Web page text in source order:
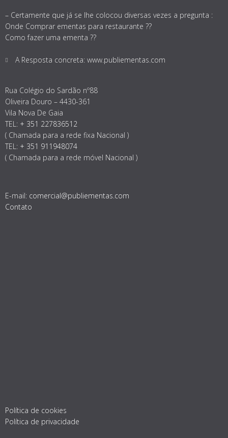
– Certamente que já se lhe colocou diversas vezes a pregunta :
Onde Comprar ementas para restaurante ??
Como fazer uma ementa ??
A Resposta concreta: www.publiementas.com
Rua Colégio do Sardão nº88
Oliveira Douro – 4430-361
Vila Nova De Gaia
TEL: + 351 227836512
( Chamada para a rede fixa Nacional )
TEL: + 351 911948074
( Chamada para a rede móvel Nacional )
E-mail: comercial@publiementas.com
Contato
Política de cookies
Política de privacidade